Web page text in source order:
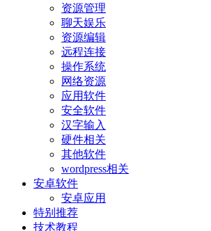
资源管理
聊天娱乐
资源编辑
远程连接
操作系统
网络资源
应用软件
安全软件
汉字输入
硬件相关
其他软件
wordpress相关
安卓软件
安卓应用
特别推荐
技术教程